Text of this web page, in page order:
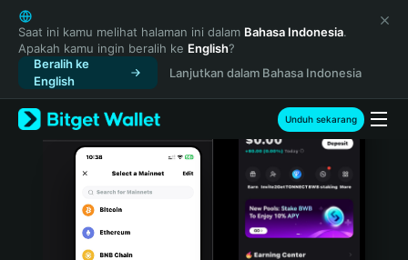
English
日本語
Tiếng Việt
Русский
Español (Latinoamérica)
Türkçe
Italiano
Português (Portugal)
Saat ini kamu melihat halaman ini dalam Bahasa Indonesia.
Apakah kamu ingin beralih ke English?
Beralih ke
English
Lanjutkan dalam Bahasa Indonesia
Unduh sekarang